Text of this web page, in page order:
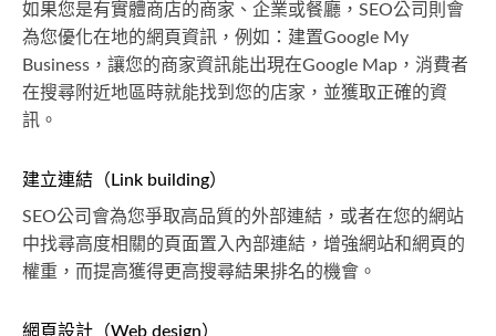
如果您是有實體商店的商家、企業或餐廳，SEO公司則會
為您優化在地的網頁資訊，例如：建置Google My
Business，讓您的商家資訊能出現在Google Map，消費者
在搜尋附近地區時就能找到您的店家，並獲取正確的資
訊。
建立連結（Link building）
SEO公司會為您爭取高品質的外部連結，或者在您的網站
中找尋高度相關的頁面置入內部連結，增強網站和網頁的
權重，而提高獲得更高搜尋結果排名的機會。
網頁設計（Web design）